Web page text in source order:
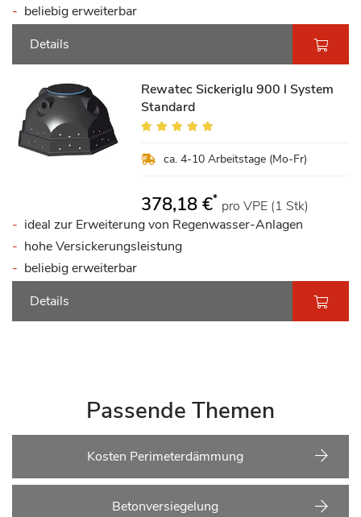
beliebig erweiterbar
Details
Rewatec Sickeriglu 900 l System
Standard
Bewertung:
ca. 4-10 Arbeitstage (Mo-Fr)
378,18 €* pro VPE (1 Stk)
ideal zur Erweiterung von Regenwasser-Anlagen
hohe Versickerungsleistung
beliebig erweiterbar
Details
Passende Themen
Kosten Perimeterdämmung
Betonversiegelung